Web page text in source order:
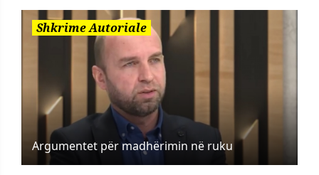
Shkrime Autoriale
Argumentet për madhërimin në ruku